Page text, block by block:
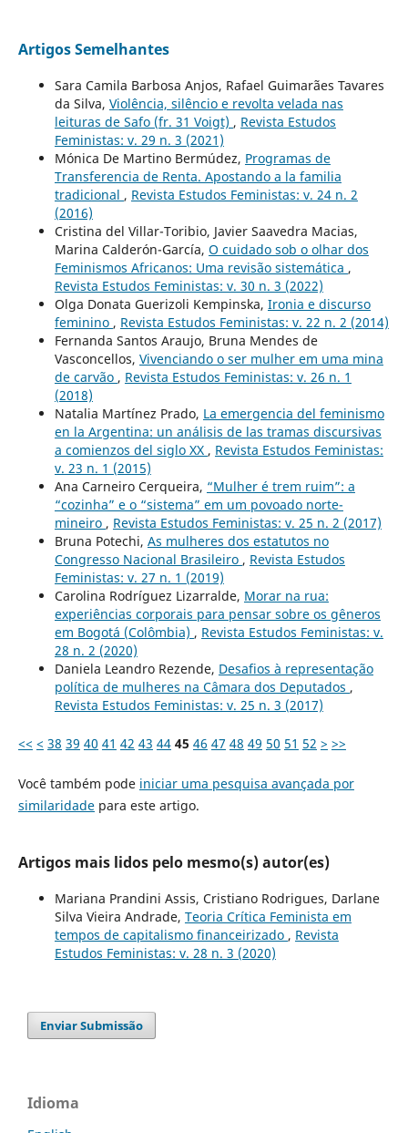
Artigos Semelhantes
Sara Camila Barbosa Anjos, Rafael Guimarães Tavares
da Silva, Violência, silêncio e revolta velada nas
leituras de Safo (fr. 31 Voigt) , Revista Estudos
Feministas: v. 29 n. 3 (2021)
Mónica De Martino Bermúdez, Programas de
Transferencia de Renta. Apostando a la familia
tradicional , Revista Estudos Feministas: v. 24 n. 2
(2016)
Cristina del Villar-Toribio, Javier Saavedra Macias,
Marina Calderón-García, O cuidado sob o olhar dos
Feminismos Africanos: Uma revisão sistemática ,
Revista Estudos Feministas: v. 30 n. 3 (2022)
Olga Donata Guerizoli Kempinska, Ironia e discurso
feminino , Revista Estudos Feministas: v. 22 n. 2 (2014)
Fernanda Santos Araujo, Bruna Mendes de
Vasconcellos, Vivenciando o ser mulher em uma mina
de carvão , Revista Estudos Feministas: v. 26 n. 1
(2018)
Natalia Martínez Prado, La emergencia del feminismo
en la Argentina: un análisis de las tramas discursivas
a comienzos del siglo XX , Revista Estudos Feministas:
v. 23 n. 1 (2015)
Ana Carneiro Cerqueira, “Mulher é trem ruim”: a
“cozinha” e o “sistema” em um povoado norte-
mineiro , Revista Estudos Feministas: v. 25 n. 2 (2017)
Bruna Potechi, As mulheres dos estatutos no
Congresso Nacional Brasileiro , Revista Estudos
Feministas: v. 27 n. 1 (2019)
Carolina Rodríguez Lizarralde, Morar na rua:
experiências corporais para pensar sobre os gêneros
em Bogotá (Colômbia) , Revista Estudos Feministas: v.
28 n. 2 (2020)
Daniela Leandro Rezende, Desafios à representação
política de mulheres na Câmara dos Deputados ,
Revista Estudos Feministas: v. 25 n. 3 (2017)
<< < 38 39 40 41 42 43 44 45 46 47 48 49 50 51 52 > >>
Você também pode iniciar uma pesquisa avançada por
similaridadepara este artigo.
Artigos mais lidos pelo mesmo(s) autor(es)
Mariana Prandini Assis, Cristiano Rodrigues, Darlane
Silva Vieira Andrade, Teoria Crítica Feminista em
tempos de capitalismo financeirizado , Revista
Estudos Feministas: v. 28 n. 3 (2020)
Enviar Submissão
Idioma